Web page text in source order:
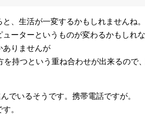
、生活が一変するかもしれませんね。
ーターというものが変わるかもしれな
ありませんが
持つという重ね合わせが出来るので
でいるそうです。携帯電話ですが。
。